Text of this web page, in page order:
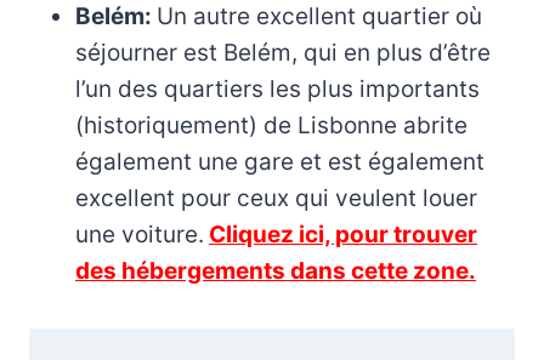
Belém: Un autre excellent quartier où
séjourner est Belém, qui en plus d’être
l’un des quartiers les plus importants
(historiquement) de Lisbonne abrite
également une gare et est également
excellent pour ceux qui veulent louer
une voiture. Cliquez ici, pour trouver
des hébergements dans cette zone.